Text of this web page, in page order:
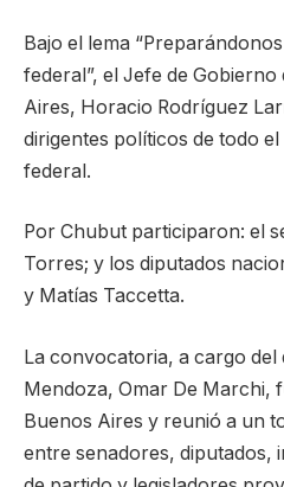
Bajo el lema
federal”, el Jefe de Gobierno
Aires, Horacio Rodríguez
dirigentes políticos de todo
federal.
Por Chubut participaron: el
Torres; y los diputados
y Matías Taccetta.
La convocatoria, a cargo
Mendoza, Omar De Marchi,
Buenos Aires y reunió a un
entre senadores, diputados,